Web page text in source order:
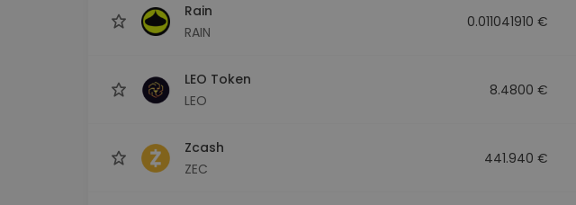
Rain
RAIN
0.011041910 €
LEO Token
LEO
8.4800 €
Zcash
ZEC
441.940 €